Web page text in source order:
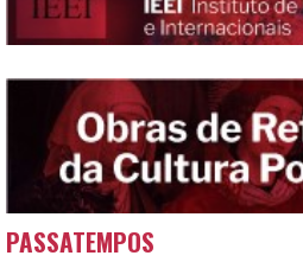
PASSATEMPOS